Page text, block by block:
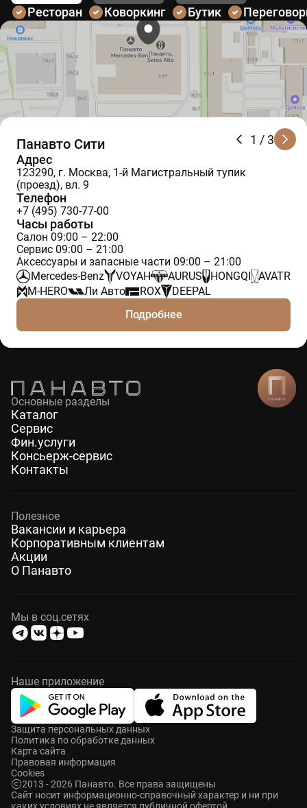
Ресторан
Коворкинг Бутик
1 / 3
Панавто Сити
Адрес
123290, г. Москва, 1-й Магистральный тупик
(проезд), вл. 9
Телефон
+7 (495) 730-77-00
Часы работы
Салон 09:00 – 22:00
Сервис 09:00 – 21:00
Аксессуары и запасные части 09:00 – 21:00
Mercedes-Benz
VOYAH AURUS HONGQI
AVATR
M-HERO
Ли Авто ROX
DEEPAL
Подробнее
Основные разделы
Каталог
Сервис
Фин.услуги
Консьерж-сервис
Контакты
Полезное
Вакансии и карьера
Корпоративным клиентам
Акции
О Панавто
Мы в соц.сетях
Наше приложение
2013 - 2026 Панавто. Все права защищены
Cайт носит информационно-справочный характер и ни при
Защита персональных данных
Политика по обработке данных
Карта сайта
Правовая информация
Cookies